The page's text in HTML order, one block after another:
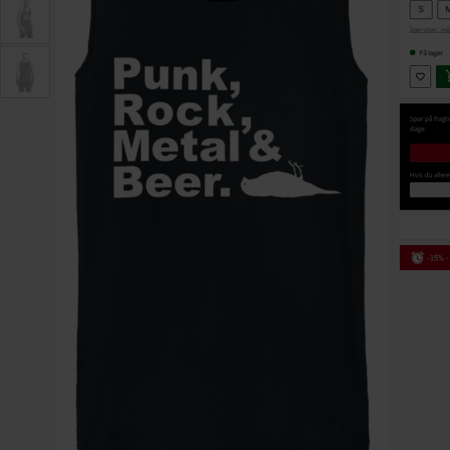
Vælg
din
S
Størrelser,
På lager
Spar på
dage:
Hvis du
-15%